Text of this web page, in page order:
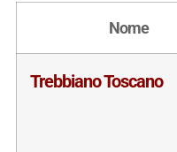
Nome
Trebbiano Toscano